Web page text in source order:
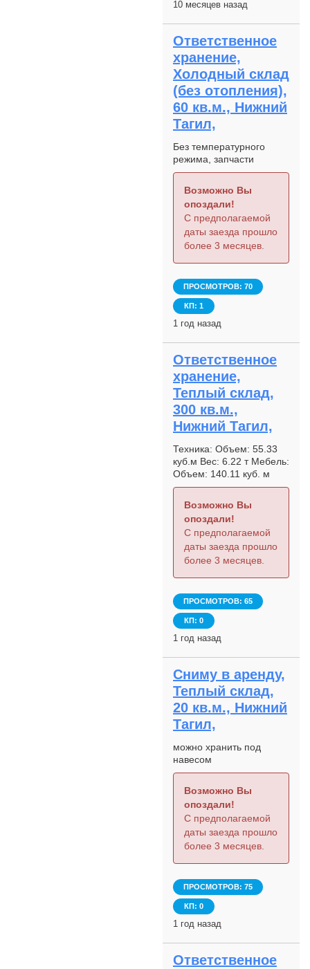
10 месяцев назад
Ответственное
хранение,
Холодный склад
(без отопления),
60 кв.м., Нижний
Тагил,
Без температурного
режима, запчасти
Возможно Вы
опоздали!
С предполагаемой
даты заезда прошло
более 3 месяцев.
ПРОСМОТРОВ: 70
КП: 1
1 год назад
Ответственное
хранение,
Теплый склад,
300 кв.м.,
Нижний Тагил,
Техника: Объем: 55.33
куб.м Вес: 6.22 т Мебель:
Объем: 140.11 куб. м
Вес: 41.24 т Прочее:
см3 Вес: 666,686 кг
Возможно Вы
опоздали!
С предполагаемой
даты заезда прошло
более 3 месяцев.
ПРОСМОТРОВ: 65
КП: 0
1 год назад
Сниму в аренду,
Теплый склад,
20 кв.м., Нижний
Тагил,
можно хранить под
навесом
Возможно Вы
опоздали!
С предполагаемой
даты заезда прошло
более 3 месяцев.
ПРОСМОТРОВ: 75
КП: 0
1 год назад
Ответственное